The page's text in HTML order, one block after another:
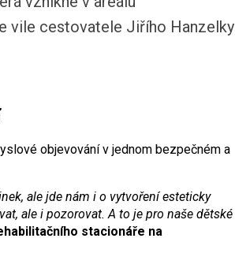
vile cestovatele Jiřího Hanzelky
objevování v jednom bezpečném a
ale jde nám i o vytvoření esteticky
ale i pozorovat. A to je pro naše dětské
stacionáře na